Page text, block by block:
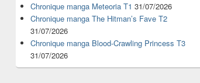
barre
latérale
Chronique manga Meteoria T1 31/07/2026
Chronique manga The Hitman’s Fave T2
31/07/2026
Chronique manga Blood-Crawling Princess T3
31/07/2026